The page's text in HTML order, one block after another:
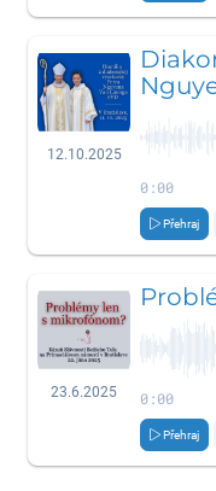
12.10.2025
0:00
Přehraj
23.6.2025 0:00
Přehraj